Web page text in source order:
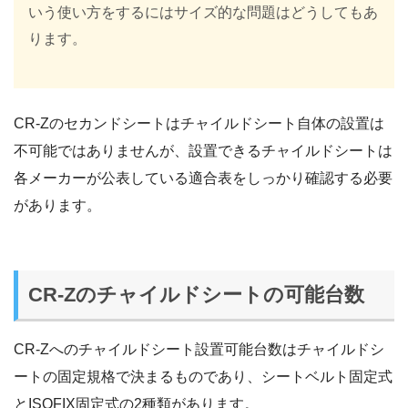
いう使い方をするにはサイズ的な問題はどうしてもあ
ります。
CR-Zのセカンドシートはチャイルドシート自体の設置は
不可能ではありませんが、設置できるチャイルドシートは
各メーカーが公表している適合表をしっかり確認する必要
があります。
CR-Zのチャイルドシートの可能台数
CR-Zへのチャイルドシート設置可能台数はチャイルドシ
ートの固定規格で決まるものであり、シートベルト固定式
とISOFIX固定式の2種類があります。